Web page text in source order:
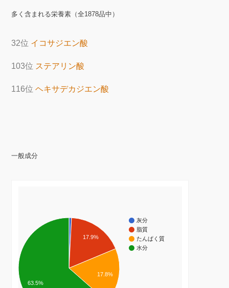
多く含まれる栄養素（全1878品中）
32位 イコサジエン酸
103位 ステアリン酸
116位ヘキサデカジエン酸
一般成分
灰分
脂質
たんぱく質
水分
17.9%
17.8%
63.5%